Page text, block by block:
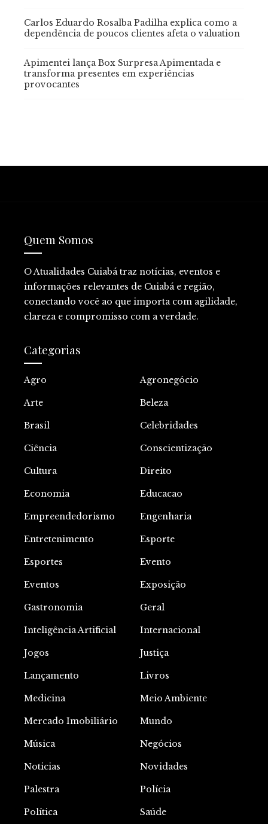
Carlos Eduardo Rosalba Padilha explica como a
dependência de poucos clientes afeta o valuation
Apimentei lança Box Surpresa Apimentada e
transforma presentes em experiências
provocantes
Quem Somos
O Atualidades Cuiabá traz notícias, eventos e
informações relevantes de Cuiabá e região,
conectando você ao que importa com agilidade,
clareza e compromisso com a verdade.
Categorias
Agro Agronegócio
Arte Beleza
Brasil Celebridades
Ciência Conscientização
Cultura Direito
Economia Educacao
Empreendedorismo Engenharia
Entretenimento Esporte
Esportes Evento
Eventos Exposição
Gastronomia Geral
Inteligência Artificial Internacional
Jogos Justiça
Lançamento Livros
Medicina Meio Ambiente
Mercado Imobiliário Mundo
Música Negócios
Noticias Novidades
Palestra Polícia
Política Saúde